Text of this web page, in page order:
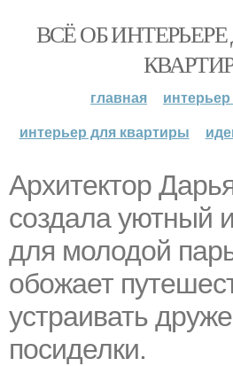
ВСЁ ОБ
главная
интерьер для квартиры
Архитектор
создала уютный
для молодой
обожает
устраивать
посиделки.